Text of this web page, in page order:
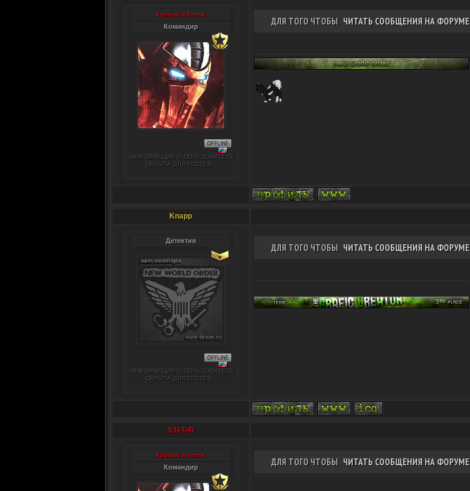
Кролью и ботом
Командир
ИНФОРМАЦИЯ О ПОЛЬЗОВАТЕЛЕ
СКРЫТА ДЛЯ ГОСТЕЙ.
ДЛЯ ТОГО ЧТОБЫ ЧИТАТЬ СООБЩЕНИЯ НА ФОРУМЕ
Knapp
Детектив
ИНФОРМАЦИЯ О ПОЛЬЗОВАТЕЛЕ
СКРЫТА ДЛЯ ГОСТЕЙ.
ДЛЯ ТОГО ЧТОБЫ ЧИТАТЬ СООБЩЕНИЯ НА ФОРУМЕ
S3kToR
Кролью и ботом
Командир ДЛЯ ТОГО ЧТОБЫ ЧИТАТЬ СООБЩЕНИЯ НА ФОРУМЕ